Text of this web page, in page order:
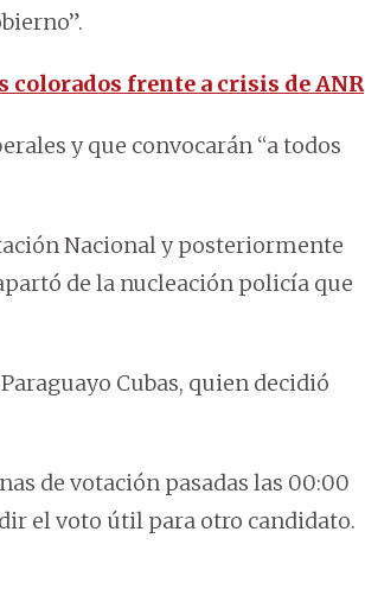
colorados frente a crisis de ANR
y que convocarán “a todos
Nacional y posteriormente
de la nucleación policía que
Cubas, quien decidió
de votación pasadas las 00:00
el voto útil para otro candidato.